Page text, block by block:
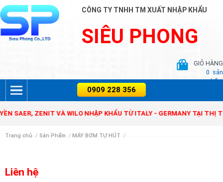
CÔNG TY TNHH TM XUẤT NHẬP KHẨU
SIÊU PHONG
GIỎ HÀNG
0 sản
phẩm
SAER, ZENIT VÀ WILO NHẬP KHẨU TỪ ITALY - GERMANY TẠI THỊ
Trang chủ / Sản Phẩm / MÁY BƠM TỰ HÚT /
Liên hệ